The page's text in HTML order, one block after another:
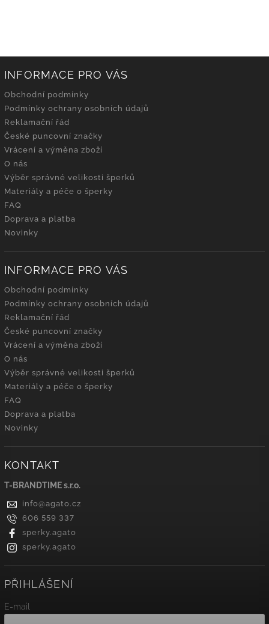
INFORMACE PRO VÁS
Obchodní podmínky
Podmínky ochrany osobních údajů
Reklamační řád
České puncovní značky
Vrácení a výměna zboží
O nás
Výběr správné velikosti šperků
Materiály a péče o šperky
FAQ
Doprava a platba
Novinky
INFORMACE PRO VÁS
Obchodní podmínky
Podmínky ochrany osobních údajů
Reklamační řád
České puncovní značky
Vrácení a výměna zboží
O nás
Výběr správné velikosti šperků
Materiály a péče o šperky
FAQ
Doprava a platba
Novinky
KONTAKT
T-BRANDTIME s.r.o.
info@agato.cz
606 559 337
sperky.agato
sperky.agato
PŘIHLÁŠENÍ
E-mail